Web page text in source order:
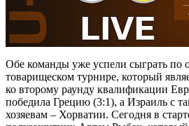
Обе команды уже успели сыграть по
товарищеском турнире, который
ко второму раунду квалификации
победила Грецию (3:1), а Израиль с
хозяевам – Хорватии. Сегодня в